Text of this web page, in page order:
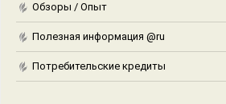
Обзоры / Опыт
Полезная информация @ru
Потребительские кредиты